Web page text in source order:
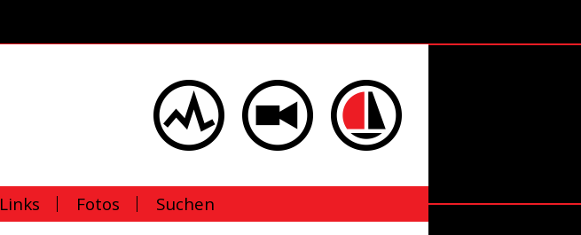
Wind Webcam
Links Fotos Suchen